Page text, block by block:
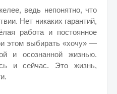
ведь непонятно, что
Нет никаких гарантий,
работа и постоянное
этом выбирать «хочу» —
и осознанной жизнью.
и сейчас. Это жизнь,